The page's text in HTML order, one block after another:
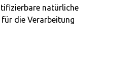
natürliche
die Verarbeitung